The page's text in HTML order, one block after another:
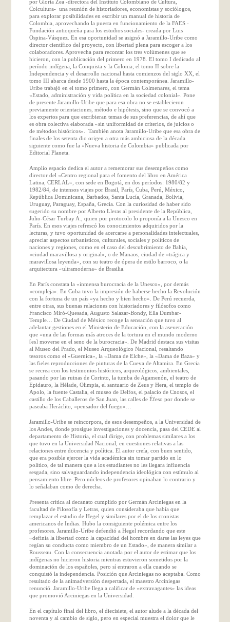
por Gloria Zea -directora del Instituto Colombiano de Cultura,
Colcultura- una reunión de historiadores, economistas y sociólogos,
para explorar posibilidades en escribir un manual de historia de
Colombia, aprovechando la puesta en funcionamiento de la FAES -
Fundación antioqueña para los estudios sociales- creada por Luis
Ospina-Vásquez. En esa oportunidad se asignó a Jaramillo-Uribe como
director científico del proyecto, con libertad plena para escoger a los
colaboradores. Aprovecha para recontar los tres volúmenes que se
hicieron, con la publicación del primero en 1978. El tomo I dedicado al
período indígena, la Conquista y la Colonia; el tomo II sobre la
Independencia y el desarrollo nacional hasta comienzos del siglo XX, el
tomo III abarca desde 1900 hasta la época contemporánea. Jaramillo-
Uribe trabajó en el tomo primero, con Germán Colmenares, el tema
«Estado, administración y vida política en la sociedad colonial». Pone
de presente Jaramillo-Uribe que para esa obra no se establecieron
previamente orientaciones, método e hipótesis, sino que se convocó a
los expertos para que escribieran temas de sus preferencias, de ahí que
es obra colectiva elaborada «sin uniformidad de criterios, de juicios o
de métodos históricos». También anota Jaramillo-Uribe que esa obra de
finales de los setenta dio origen a otra más ambiciosa de la década
siguiente como fue la «Nueva historia de Colombia» publicada por
Editorial Planeta.
Amplio espacio dedica el autor a rememorar sus desempeños como
director del «Centro regional para el fomento del libro en América
Latina, CERLAL», con sede en Bogotá, en dos períodos: 1980/82 y
1982/84, de intensos viajes por Brasil, París, Cuba, Perú, México,
República Dominicana, Barbados, Santa Lucía, Granada, Bolivia,
Uruguay, Paraguay, España, Grecia. Con la curiosidad de haber sido
sugerido su nombre por Alberto Lleras al presidente de la República,
Julio-César Turbay A., quien por protocolo lo proponía a la Unesco en
París. En esos viajes refrescó los conocimientos adquiridos por la
lecturas, y tuvo oportunidad de acercarse a personalidades intelectuales,
apreciar aspectos urbanísticos, culturales, sociales y políticos de
naciones y regiones, como en el caso del descubrimiento de Bahía,
«ciudad maravillosa y original», o de Manaos, ciudad de «trágica y
maravillosa leyenda», con su teatro de ópera de estilo barroco, o la
arquitectura «ultramoderna» de Brasilia.
En París constata la «inmensa burocracia de la Unesco», por demás
«compleja». En Cuba tuvo la impresión de haberse hecho la Revolución
con la fortuna de un país «ya hecho y bien hecho». De Perú recuerda,
entre otras, sus buenas relaciones con historiadores y filósofos como
Francisco Miró-Quesada, Augusto Salazar-Bondy, Ella Dumbar-
Temple… De Ciudad de México recoge la sensación que tuvo al
adelantar gestiones en el Ministerio de Educación, con la aseveración
que «una de las formas más atroces de la tortura en el mundo moderno
[es] moverse en el seno de la burocracia». De Madrid destaca sus visitas
al Museo del Prado, el Museo Arqueológico Nacional, resaltando
tesoros como el «Guernica», la «Dama de Elche», la «Dama de Baza» y
las fieles reproducciones de pinturas de la Cueva de Altamira. En Grecia
se recrea con los testimonios históricos, arqueológicos, ambientales,
pasando por las ruinas de Corinto, la tumba de Agamenón, el teatro de
Epidauro, la Hélade, Olimpia, el santuario de Zeus y Hera, el templo de
Apolo, la fuente Castalia, el museo de Delfos, el palacio de Cnosos, el
castillo de los Caballeros de San Juan, las calles de Éfeso por donde se
paseaba Heráclito, «pensador del fuego»…
Jaramillo-Uribe se reincorpora, de esos desempeños, a la Universidad de
los Andes, donde prosigue investigaciones y docencia, pasa del CEDE al
departamento de Historia, el cual dirige, con problemas similares a los
que tuvo en la Universidad Nacional, en cuestiones relativas a las
relaciones entre docencia y política. El autor creía, con buen sentido,
que era posible ejercer la vida académica sin tomar partido en lo
político, de tal manera que a los estudiantes no les llegara influencia
sesgada, sino salvaguardando independencia ideológica con estímulo al
pensamiento libre. Pero núcleos de profesores opinaban lo contrario y
lo señalaban como de derecha.
Presenta crítica al decanato cumplido por Germán Arciniegas en la
facultad de Filosofía y Letras, quien consideraba que había que
remplazar el estudio de Hegel y similares por el de los cronistas
americanos de Indias. Hubo la consiguiente polémica entre los
profesores. Jaramillo-Uribe defendió a Hegel recordando que este
«definía la libertad como la capacidad del hombre en darse las leyes que
regían su conducta como miembro de un Estado», de manera similar a
Rousseau. Con la consecuencia anotada por el autor de estimar que los
indígenas no hicieron historia mientras estuvieron sometidos por la
dominación de los españoles, pero sí entraron a ella cuando se
conquistó la independencia. Posición que Arciniegas no aceptaba. Como
resultado de la animadversión despertada, el maestro Arciniegas
renunció. Jaramillo-Uribe llega a calificar de «extravagantes» las ideas
que promovió Arciniegas en la Universidad.
En el capítulo final del libro, el diecisiete, el autor alude a la década del
noventa y al cambio de siglo, pero en especial muestra el dolor que le